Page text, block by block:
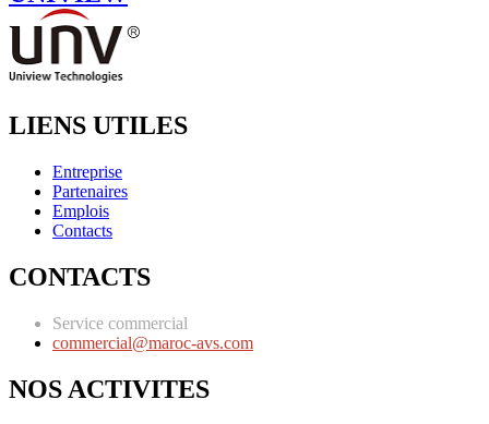
LIENS UTILES
Entreprise
Partenaires
Emplois
Contacts
CONTACTS
Service commercial
commercial@maroc-avs.com
NOS ACTIVITES